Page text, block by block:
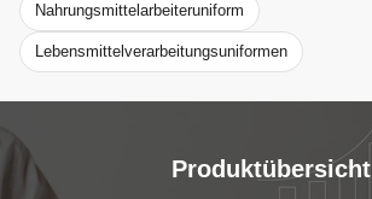
Nahrungsmittelarbeiteruniform
Lebensmittelverarbeitungsuniformen
Produktübersicht